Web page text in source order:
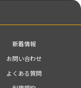
新着情報
お問い合わせ
よくある質問